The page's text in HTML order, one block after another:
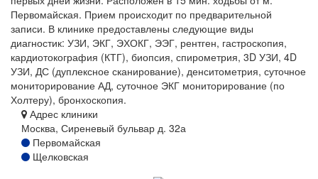
Первомайская. Прием происходит по предварительной
записи. В клинике предоставлены следующие виды
диагностик: УЗИ, ЭКГ, ЭХОКГ, ЭЭГ, рентген, гастроскопия,
кардиотокография (КТГ), биопсия, спирометрия, 3D УЗИ, 4D
УЗИ, ДС (дуплексное сканирование), денситометрия, суточное
мониторирование АД, суточное ЭКГ мониторирование (по
Холтеру), бронхоскопия.
Адрес клиники
Москва, Сиреневый бульвар д. 32а
Первомайская
Щелковская